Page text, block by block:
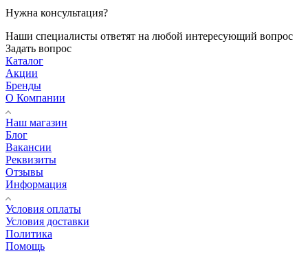
Нужна консультация?
Наши специалисты ответят на любой интересующий вопрос
Задать вопрос
Каталог
Акции
Бренды
О Компании
Наш магазин
Блог
Вакансии
Реквизиты
Отзывы
Информация
Условия оплаты
Условия доставки
Политика
Помощь